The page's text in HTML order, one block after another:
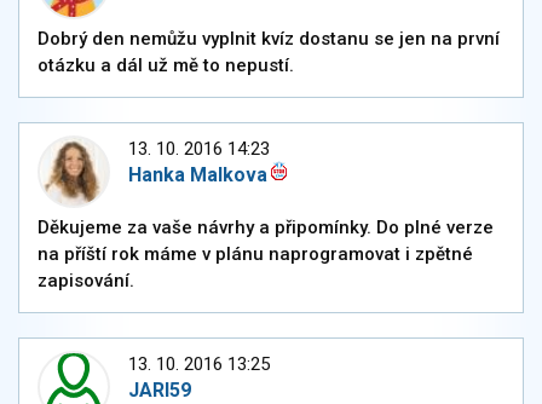
Dobrý den nemůžu vyplnit kvíz dostanu se jen na první
otázku a dál už mě to nepustí.
13. 10. 2016 14:23
Hanka Malkova
Děkujeme za vaše návrhy a připomínky. Do plné verze
na příští rok máme v plánu naprogramovat i zpětné
zapisování.
13. 10. 2016 13:25
JARI59